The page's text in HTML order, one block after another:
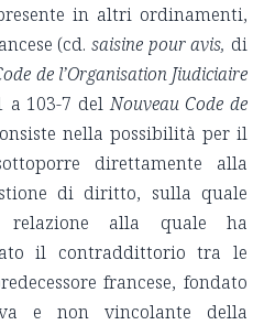
in altri ordinamenti,
(cd. saisine pour avis, di
de l’Organisation Jiudiciaire
a 103-7 del Nouveau Code de
nella possibilità per il
direttamente alla
di diritto, sulla quale
alla quale ha
il contraddittorio tra le
francese, fondato
e non vincolante della